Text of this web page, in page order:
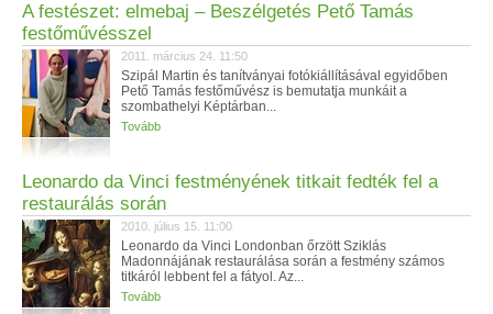
A festészet: elmebaj – Beszélgetés Pető Tamás
festőművésszel
2011. március 24. 11:50
Szipál Martin és tanítványai fotókiállításával egyidőben
Pető Tamás festőművész is bemutatja munkáit a
szombathelyi Képtárban...
Tovább
Leonardo da Vinci festményének titkait fedték fel a
restaurálás során
2010. július 15. 11:00
Leonardo da Vinci Londonban őrzött Sziklás
Madonnájának restaurálása során a festmény számos
titkáról lebbent fel a fátyol. Az...
Tovább